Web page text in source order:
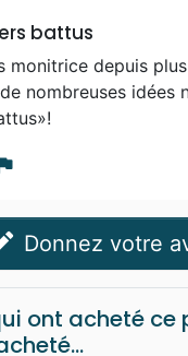
battus
monitrice depuis
nombreuses idées
Donnez votre
ont acheté ce